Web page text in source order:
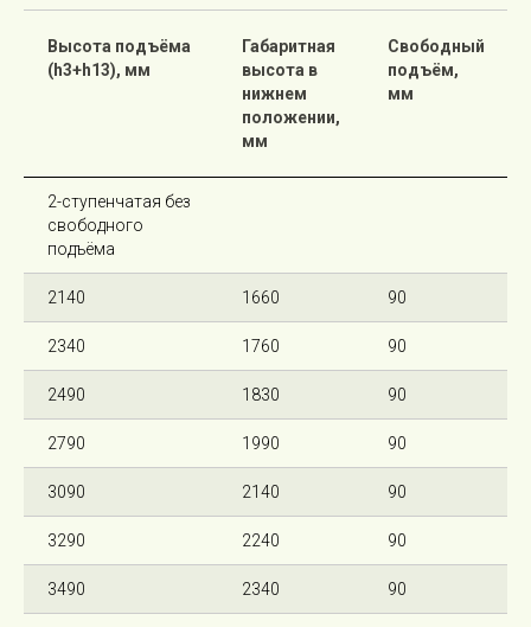
Высота подъёма
(h3+h13), мм
Габаритная
высота в
нижнем
положении,
мм
Свободный
подъём,
мм
2-ступенчатая без
свободного
подъёма
2140 1660 90
2340 1760 90
2490 1830 90
2790 1990 90
3090 2140 90
3290 2240 90
3490 2340 90